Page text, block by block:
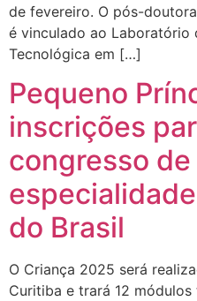
de fevereiro. O pós-
é vinculado ao Laboratório
Tecnológica em […]
Pequeno
inscrições
congresso de
do Brasil
O Criança 2025 será
Curitiba e trará 12